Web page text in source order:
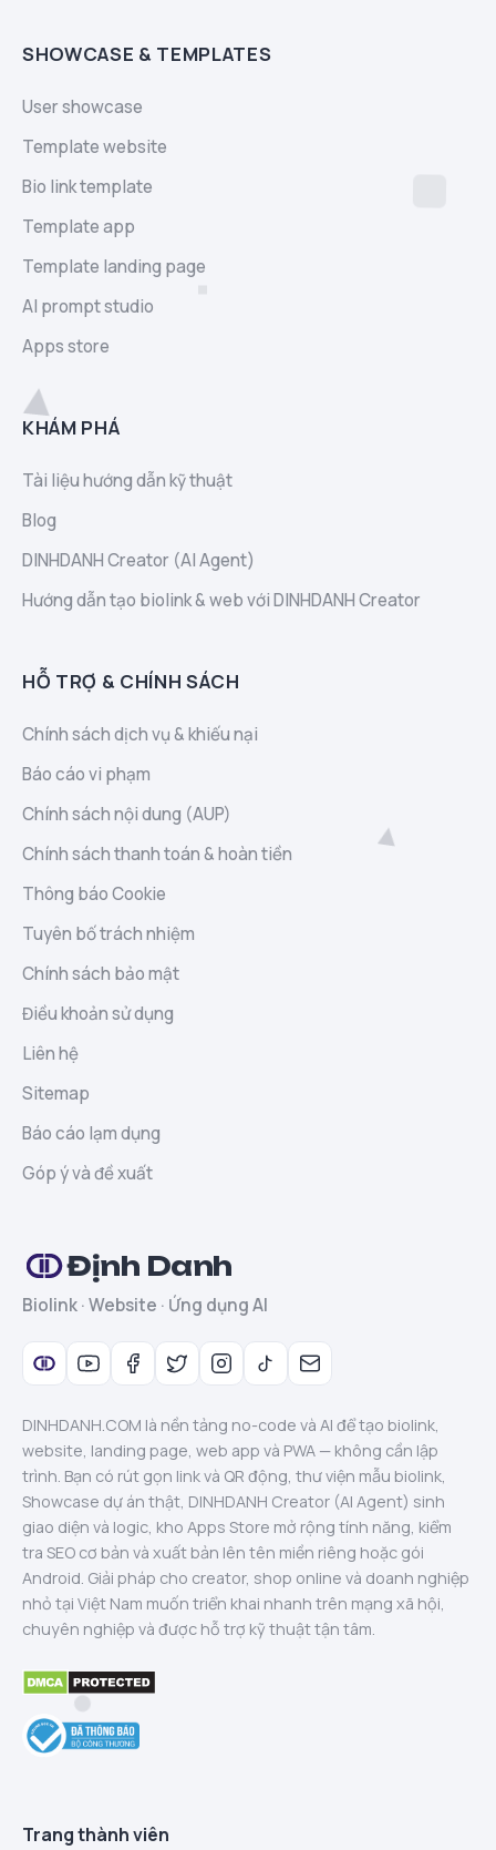
SHOWCASE & TEMPLATES
User showcase
Template website
Bio link template
Template app
Template landing page
AI prompt studio
Apps store
KHÁM PHÁ
Tài liệu hướng dẫn kỹ thuật
Blog
DINHDANH Creator (AI Agent)
Hướng dẫn tạo biolink & web với DINHDANH Creator
HỖ TRỢ & CHÍNH SÁCH
Chính sách dịch vụ & khiếu nại
Báo cáo vi phạm
Chính sách nội dung (AUP)
Chính sách thanh toán & hoàn tiền
Thông báo Cookie
Tuyên bố trách nhiệm
Chính sách bảo mật
Điều khoản sử dụng
Liên hệ
Sitemap
Báo cáo lạm dụng
Góp ý và đề xuất
Định Danh
Biolink · Website · Ứng dụng AI
DINHDANH.COM là nền tảng no-code và AI để tạo biolink,
website, landing page, web app và PWA — không cần lập
trình. Bạn có rút gọn link và QR động, thư viện mẫu biolink,
Showcase dự án thật, DINHDANH Creator (AI Agent) sinh
giao diện và logic, kho Apps Store mở rộng tính năng, kiểm
tra SEO cơ bản và xuất bản lên tên miền riêng hoặc gói
Android. Giải pháp cho creator, shop online và doanh nghiệp
nhỏ tại Việt Nam muốn triển khai nhanh trên mạng xã hội,
chuyên nghiệp và được hỗ trợ kỹ thuật tận tâm.
Trang thành viên